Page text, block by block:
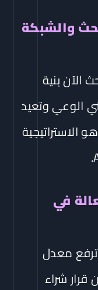
والشبكة
الآن بنية
الوعي وتعيد
الاستراتيجية
في
ترفع معدل
تصل إلى 70% لأن قرار شراء